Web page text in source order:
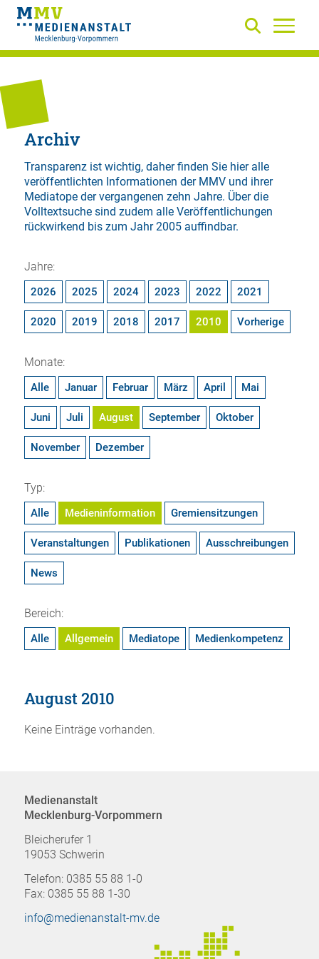
Archiv
Transparenz ist wichtig, daher finden Sie hier alle
veröffentlichten Informationen der MMV und ihrer
Mediatope der vergangenen zehn Jahre. Über die
Volltextsuchesind zudem alle Veröffentlichungen
rückwirkend bis zum Jahr 2005 auffindbar.
Jahre:
2026 2025 2024 2023 2022 2021
2020 2019 2018 2017 2010 Vorherige
Monate:
Alle Januar Februar März April Mai
Juni Juli August September Oktober
November Dezember
Typ:
Alle Medieninformation Gremiensitzungen
Veranstaltungen Publikationen Ausschreibungen
News
Bereich:
Alle Allgemein Mediatope Medienkompetenz
August 2010
Keine Einträge vorhanden.
Medienanstalt
Mecklenburg-Vorpommern
Bleicherufer 1
19053 Schwerin
Telefon: 0385 55 88 1-0
Fax: 0385 55 88 1-30
info@medienanstalt-mv.de